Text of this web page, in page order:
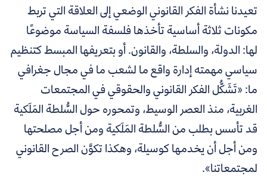
تعيدنا نشأة الفكر القانوني الوضعي إلى العلاقة التي تربط
مكونات ثلاثة أساسية تأخذها فلسفة السياسة موضوعًا
لها: الدولة، والسلطة، والقانون. أو بتعريفها المبسط كتنظيم
سياسي مهمته إدارة واقع ما لشعب ما في مجال جغرافي
ما: «تَشَكُّل الفكر القانوني والحقوقي في المجتمعات
الغربية، منذ العصر الوسيط، وتمحوره حول السُّلطة المَلَكية
قد تأسس بطلب من السُّلطة المَلَكية ومن أجل مصلحتها
ومن أجل أن يخدمها كوسيلة، وهكذا تكوَّن الصرح القانوني
لمجتمعاتنا».